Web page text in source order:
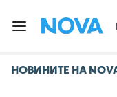
НОВИНИТЕ НА